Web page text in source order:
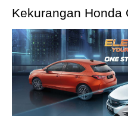
Kekurangan Honda